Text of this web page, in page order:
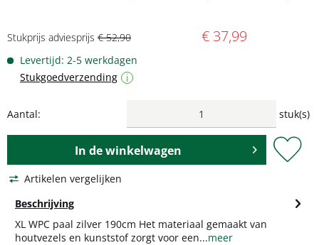
Stukprijs adviesprijs € 52,90 € 37,99
Levertijd: 2-5 werkdagen
Stukgoedverzending
i
Aantal: stuk(s)
In dewinkelwagen
Artikelen vergelijken
Beschrijving
XL WPC paal zilver 190cm Het materiaal gemaakt van
houtvezels en kunststof zorgt voor een...meer